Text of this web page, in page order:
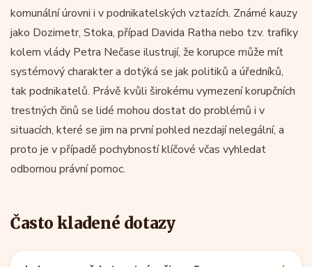
komunální úrovni i v podnikatelských vztazích. Známé kauzy
jako Dozimetr, Stoka, případ Davida Ratha nebo tzv. trafiky
kolem vlády Petra Nečase ilustrují, že korupce může mít
systémový charakter a dotýká se jak politiků a úředníků,
tak podnikatelů. Právě kvůli širokému vymezení korupčních
trestných činů se lidé mohou dostat do problémů i v
situacích, které se jim na první pohled nezdají nelegální, a
proto je v případě pochybností klíčové včas vyhledat
odbornou právní pomoc.
Často kladené dotazy